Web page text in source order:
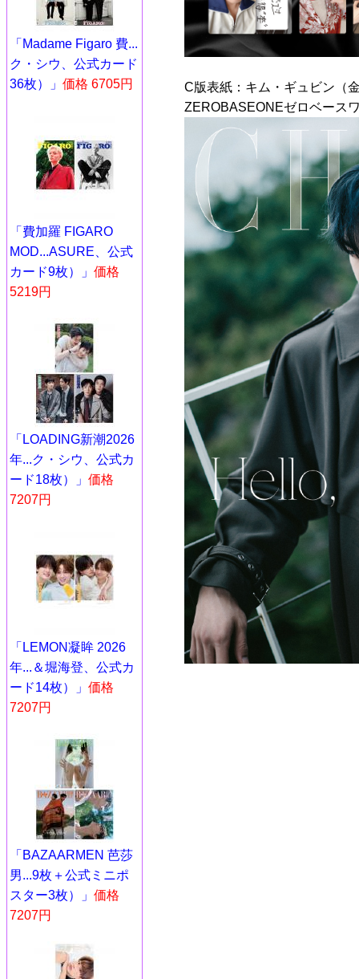
「Madame Figaro 費...
ク・シウ、公式カード
36枚）」 価格 6705円
「費加羅 FIGARO
MOD...ASURE、公式
カード9枚）」 価格
5219円
「LOADING新潮2026
年...ク・シウ、公式カ
ード18枚）」 価格
7207円
「LEMON凝眸 2026
年...＆堀海登、公式カ
ード14枚）」 価格
7207円
「BAZAARMEN 芭莎
男...9枚＋公式ミニポ
スター3枚）」 価格
7207円
C版表紙：キム・ギュビン（
ZEROBASEONEゼロベース